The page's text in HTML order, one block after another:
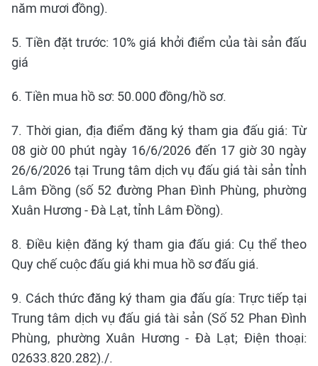
năm mươi đồng).
5. Tiền đặt trước: 10% giá khởi điểm của tài sản đấu
giá
6. Tiền mua hồ sơ: 50.000 đồng/hồ sơ.
7. Thời gian, địa điểm đăng ký tham gia đấu giá: Từ
08 giờ 00 phút ngày 16/6/2026 đến 17 giờ 30 ngày
26/6/2026 tại Trung tâm dịch vụ đấu giá tài sản tỉnh
Lâm Đồng (số 52 đường Phan Đình Phùng, phường
Xuân Hương - Đà Lạt, tỉnh Lâm Đồng).
8. Điều kiện đăng ký tham gia đấu giá: Cụ thể theo
Quy chế cuộc đấu giá khi mua hồ sơ đấu giá.
9. Cách thức đăng ký tham gia đấu gía: Trực tiếp tại
Trung tâm dịch vụ đấu giá tài sản (Số 52 Phan Đình
Phùng, phường Xuân Hương - Đà Lạt; Điện thoại:
02633.820.282)./.